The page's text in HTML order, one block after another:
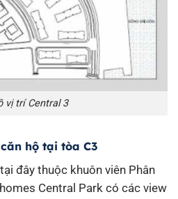
vị trí Central 3
hộ tại tòa C3
đây thuộc khuôn viên Phân
Central Park có các view